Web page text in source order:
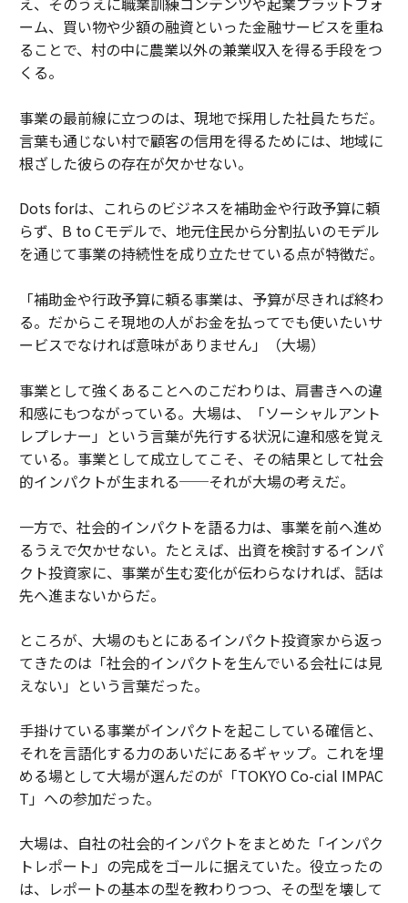
ーム、買い物や少額の融資といった金融サービスを重ね
ることで、村の中に農業以外の兼業収入を得る手段をつ
くる。
事業の最前線に立つのは、現地で採用した社員たちだ。
言葉も通じない村で顧客の信用を得るためには、地域に
根ざした彼らの存在が欠かせない。
Dots forは、これらのビジネスを補助金や行政予算に頼
らず、B to Cモデルで、地元住民から分割払いのモデル
を通じて事業の持続性を成り立たせている点が特徴だ。
「補助金や行政予算に頼る事業は、予算が尽きれば終わ
る。だからこそ現地の人がお金を払ってでも使いたいサ
ービスでなければ意味がありません」（大場）
事業として強くあることへのこだわりは、肩書きへの違
和感にもつながっている。大場は、「ソーシャルアント
レプレナー」という言葉が先行する状況に違和感を覚え
ている。事業として成立してこそ、その結果として社会
的インパクトが生まれる──それが大場の考えだ。
一方で、社会的インパクトを語る力は、事業を前へ進め
るうえで欠かせない。たとえば、出資を検討するインパ
クト投資家に、事業が生む変化が伝わらなければ、話は
先へ進まないからだ。
ところが、大場のもとにあるインパクト投資家から返っ
てきたのは「社会的インパクトを生んでいる会社には見
えない」という言葉だった。
手掛けている事業がインパクトを起こしている確信と、
それを言語化する力のあいだにあるギャップ。これを埋
める場として大場が選んだのが「TOKYO Co-cial IMPAC
T」への参加だった。
大場は、自社の社会的インパクトをまとめた「インパク
トレポート」の完成をゴールに据えていた。役立ったの
は、レポートの基本の型を教わりつつ、その型を壊して